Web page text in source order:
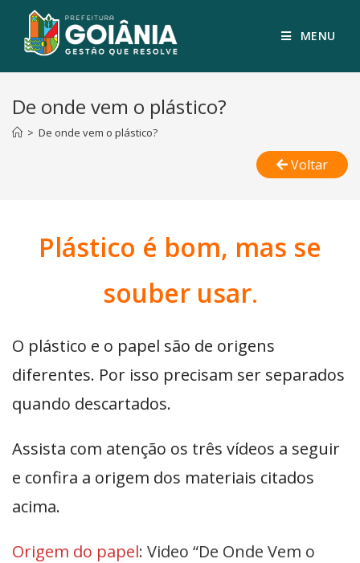
MENU
De onde vem o plástico?
> De onde vem o plástico?
Voltar
Plástico é bom, mas se
souber usar.
O plástico e o papel são de origens
diferentes. Por isso precisam ser separados
quando descartados.
Assista com atenção os três vídeos a seguir
e confira a origem dos materiais citados
acima.
Origem do papel: Video “De Onde Vem o